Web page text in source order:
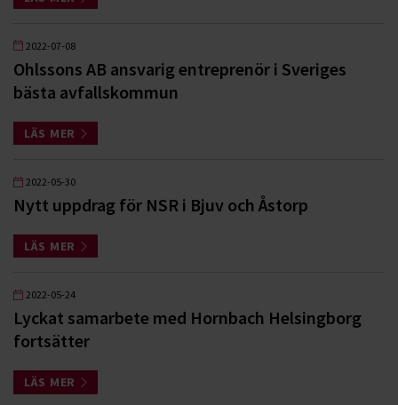
2022-07-08
Ohlssons AB ansvarig entreprenör i Sveriges
bästa avfallskommun
LÄS MER
2022-05-30
Nytt uppdrag för NSR i Bjuv och Åstorp
LÄS MER
2022-05-24
Lyckat samarbete med Hornbach Helsingborg
fortsätter
LÄS MER